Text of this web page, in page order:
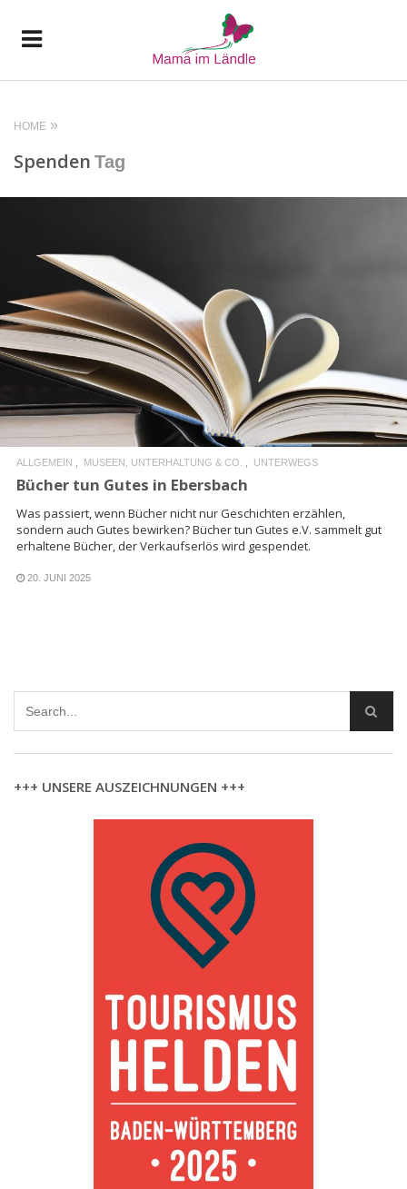
HOME
Spenden Tag
READ MORE
ALLGEMEIN MUSEEN, UNTERHALTUNG & CO. UNTERWEGS
Bücher tun Gutes in Ebersbach
Was passiert, wenn Bücher nicht nur Geschichten erzählen,
sondern auch Gutes bewirken? Bücher tun Gutes e.V. sammelt gut
erhaltene Bücher, der Verkaufserlös wird gespendet.
20. JUNI 2025
+++ UNSERE AUSZEICHNUNGEN +++